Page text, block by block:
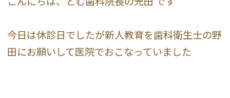
今日は休診日でしたが新人教育を歯科衛生士の野
田にお願いして医院でおこなっていました